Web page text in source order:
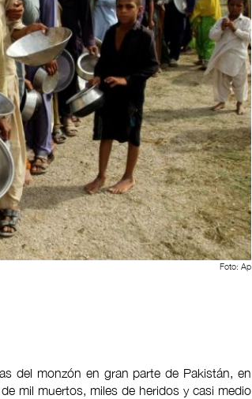
Foto: Ap
del monzón en gran parte de Pakistán, en
mil muertos, miles de heridos y casi medio